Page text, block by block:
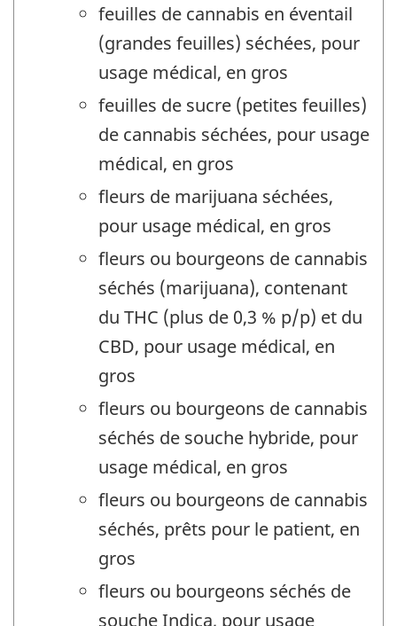
feuilles de cannabis en éventail
(grandes feuilles) séchées, pour
usage médical, en gros
feuilles de sucre (petites feuilles)
de cannabis séchées, pour usage
médical, en gros
fleurs de marijuana séchées,
pour usage médical, en gros
fleurs ou bourgeons de cannabis
séchés (marijuana), contenant
du THC (plus de 0,3 % p/p) et du
CBD, pour usage médical, en
gros
fleurs ou bourgeons de cannabis
séchés de souche hybride, pour
usage médical, en gros
fleurs ou bourgeons de cannabis
séchés, prêts pour le patient, en
gros
fleurs ou bourgeons séchés de
souche Indica, pour usage